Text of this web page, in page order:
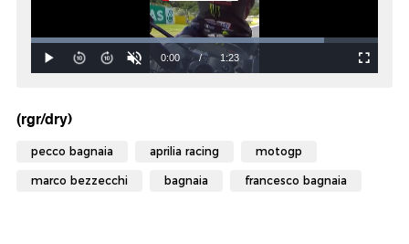
(rgr/dry)
pecco bagnaia aprilia racing motogp
marco bezzecchi bagnaia francesco bagnaia